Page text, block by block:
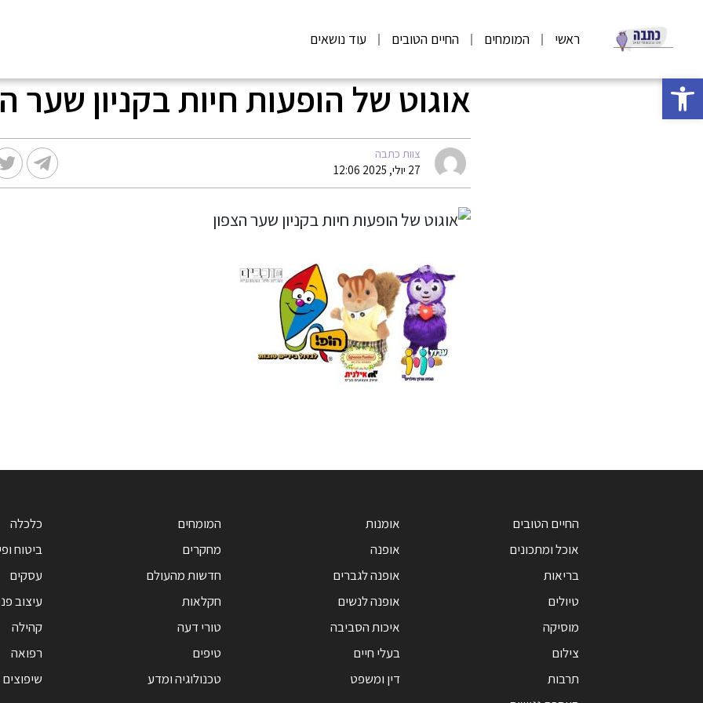
פתח סרגל נגישות
ראשי המומחים החיים הטובים עוד נושאים
אוגוט של הופעות חיות בקניון שער
צוות כתבה
27 יולי, 2025 12:06
החיים הטובים
אוכל ומתכונים
בריאות
טיולים
מוסיקה
צילום
תרבות
אומנות
אופנה
אופנה לגברים
אופנה לנשים
איכות הסביבה
בעלי חיים
דין ומשפט
המומחים
מחקרים
חדשות מהעולם
חקלאות
טורי דעה
טיפים
טכנולוגיה ומדע
כלכלה
ביטוח
עסקים
עיצוב
קהילה
רפואה
שיפוצים